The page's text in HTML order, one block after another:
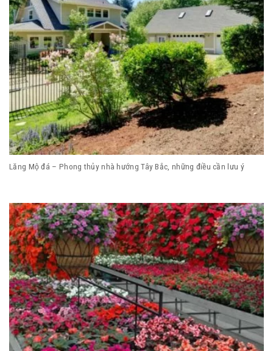
Lăng Mộ đá – Phong thủy nhà hướng Tây Bắc, những điều cần lưu ý